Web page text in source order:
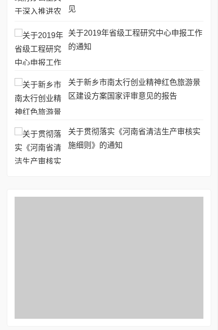
见
关于2019年省级工程研究中心申报工作
的通知
关于新乡市南太行创业精神红色旅游景
区建设方案国家评审意见的报告
关于贯彻落实《河南省清洁生产审核实
施细则》的通知